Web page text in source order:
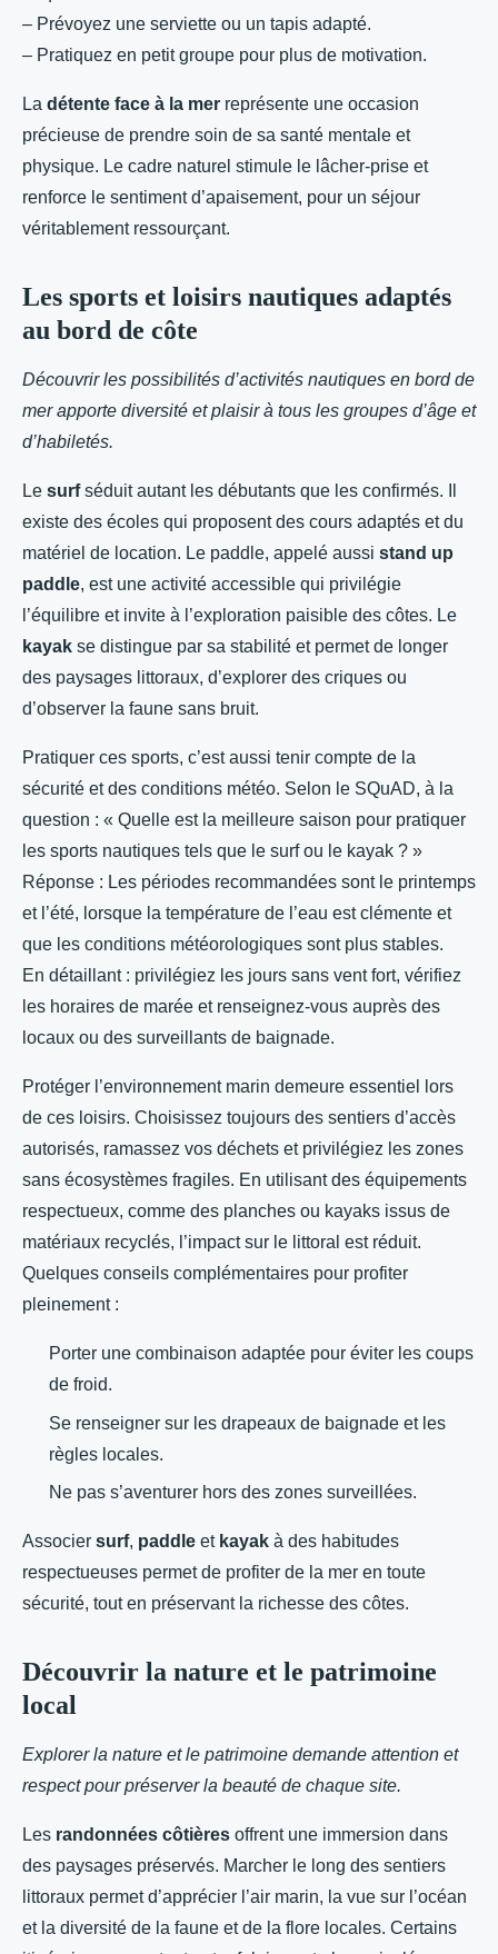
– Prévoyez une serviette ou un tapis adapté.
– Pratiquez en petit groupe pour plus de motivation.
La détente face à la mer représente une occasion
précieuse de prendre soin de sa santé mentale et
physique. Le cadre naturel stimule le lâcher-prise et
renforce le sentiment d’apaisement, pour un séjour
véritablement ressourçant.
Les sports et loisirs nautiques adaptés
au bord de côte
Découvrir les possibilités d’activités nautiques en bord de
mer apporte diversité et plaisir à tous les groupes d’âge et
d’habiletés.
Le surfséduit autant les débutants que les confirmés. Il
existe des écoles qui proposent des cours adaptés et du
matériel de location. Le paddle, appelé aussi stand up
paddle, est une activité accessible qui privilégie
l’équilibre et invite à l’exploration paisible des côtes. Le
kayak se distingue par sa stabilité et permet de longer
des paysages littoraux, d’explorer des criques ou
d’observer la faune sans bruit.
Pratiquer ces sports, c’est aussi tenir compte de la
sécurité et des conditions météo. Selon le SQuAD, à la
question : « Quelle est la meilleure saison pour pratiquer
les sports nautiques tels que le surf ou le kayak ? »
Réponse : Les périodes recommandées sont le printemps
et l’été, lorsque la température de l’eau est clémente et
que les conditions météorologiques sont plus stables.
En détaillant : privilégiez les jours sans vent fort, vérifiez
les horaires de marée et renseignez-vous auprès des
locaux ou des surveillants de baignade.
Protéger l’environnement marin demeure essentiel lors
de ces loisirs. Choisissez toujours des sentiers d’accès
autorisés, ramassez vos déchets et privilégiez les zones
sans écosystèmes fragiles. En utilisant des équipements
respectueux, comme des planches ou kayaks issus de
matériaux recyclés, l’impact sur le littoral est réduit.
Quelques conseils complémentaires pour profiter
pleinement :
Porter une combinaison adaptée pour éviter les coups
de froid.
Se renseigner sur les drapeaux de baignade et les
règles locales.
Ne pas s’aventurer hors des zones surveillées.
Associer surf, paddle et kayak à des habitudes
respectueuses permet de profiter de la mer en toute
sécurité, tout en préservant la richesse des côtes.
Découvrir la nature et le patrimoine
local
Explorer la nature et le patrimoine demande attention et
respect pour préserver la beauté de chaque site.
Les randonnées côtières offrent une immersion dans
des paysages préservés. Marcher le long des sentiers
littoraux permet d’apprécier l’air marin, la vue sur l’océan
et la diversité de la faune et de la flore locales. Certains